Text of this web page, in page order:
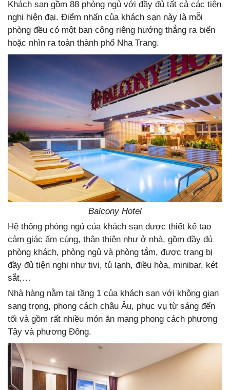
Khách sạn gồm 88 phòng ngủ với đầy đủ tất cả các tiện
nghi hiện đại. Điểm nhấn của khách sạn này là mỗi
phòng đều có một ban công riêng hướng thẳng ra biển
hoặc nhìn ra toàn thành phố Nha Trang.
Balcony Hotel
Hệ thống phòng ngủ của khách sạn được thiết kế tạo
cảm giác ấm cúng, thân thiện như ở nhà, gồm đầy đủ
phòng khách, phòng ngủ và phòng tắm, được trang bị
đầy đủ tiện nghi như tivi, tủ lạnh, điều hòa, minibar, két
sắt,…
Nhà hàng nằm tại tầng 1 của khách sạn với không gian
sang trọng, phong cách châu Âu, phục vụ từ sáng đến
tối và gồm rất nhiều món ăn mang phong cách phương
Tây và phương Đông.